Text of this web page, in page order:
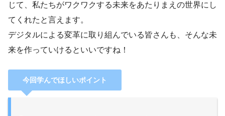
じて、私たちがワクワクする未来をあたりまえの世界にし
てくれたと言えます。
デジタルによる変革に取り組んでいる皆さんも、そんな未
来を作っていけるといいですね！
今回学んでほしいポイント